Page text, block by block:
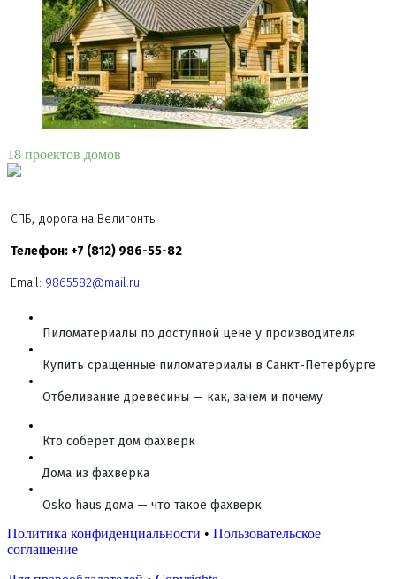
18 проектов домов
СПБ, дорога на Велигонты
Телефон: +7 (812) 986-55-82
Email: 9865582@mail.ru
Пиломатериалы по доступной цене у производителя
Купить сращенные пиломатериалы в Санкт-Петербурге
Отбеливание древесины — как, зачем и почему
Кто соберет дом фахверк
Дома из фахверка
Osko haus дома — что такое фахверк
Политика конфиденциальности • Пользовательское
соглашение